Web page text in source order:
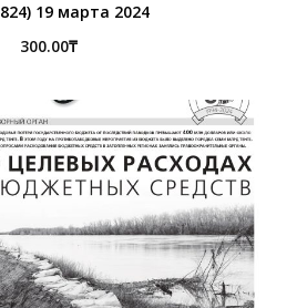
19 марта 2024
300.00₸